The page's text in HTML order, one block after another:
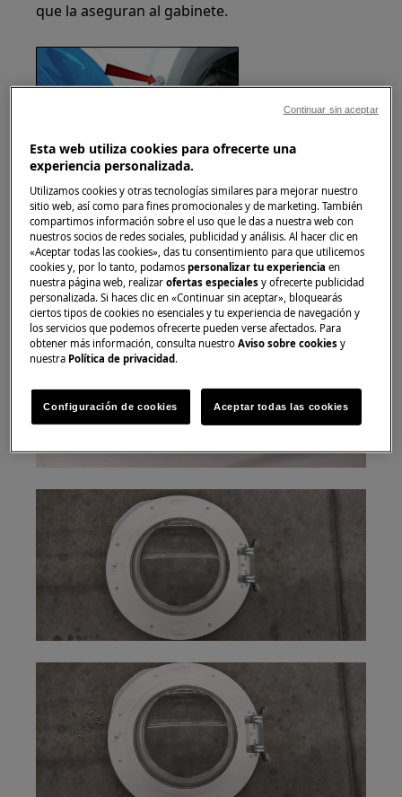
que la aseguran al gabinete.
2. Para acceder a la puerta, afloje los tornillos
que unen los dos marcos de la puerta delantera
y trasera.
Esta web utiliza cookies para ofrecerte una
experiencia personalizada.
Utilizamos cookies y otras tecnologías similares para mejorar nuestro
sitio web, así como para fines promocionales y de marketing. También
compartimos información sobre el uso que le das a nuestra web con
nuestros socios de redes sociales, publicidad y análisis. Al hacer clic en
«Aceptar todas las cookies», das tu consentimiento para que utilicemos
cookies y, por lo tanto, podamospersonalizar tu experienciaen
nuestra página web, realizarofertas especiales y ofrecerte publicidad
personalizada. Si haces clic en «Continuar sin aceptar», bloquearás
ciertos tipos de cookies no esenciales y tu experiencia de navegación y
los servicios que podemos ofrecerte pueden verse afectados. Para
obtener más información, consulta nuestroAviso sobre cookies y
nuestra Política de privacidad .
Configuración de cookies Aceptar todas las cookies
Continuar sin aceptar